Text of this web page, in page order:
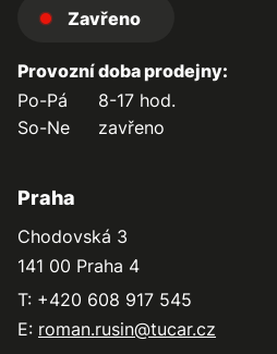
Zavřeno
Provozní doba prodejny:
Po-Pá
8-17 hod.
So-Ne
zavřeno
Praha
Chodovská 3
141 00 Praha 4
T: +420 608 917 545
E: roman.rusin@tucar.cz